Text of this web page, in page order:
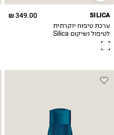
349.00 ₪ SILICA
ערכת טיפוח יוקרתית
לטיפול ושיקום Silica